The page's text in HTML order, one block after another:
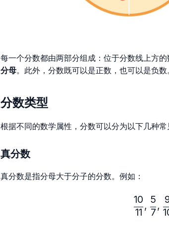
每一个分数都由两部分组成：位于分数线上方的
分母。此外，分数既可以是正数，也可以是负数
分数类型
根据不同的数学属性，分数可以分为以下几种常
真分数
真分数是指分母大于分子的分数。例如：
11
10
,
7
5
,